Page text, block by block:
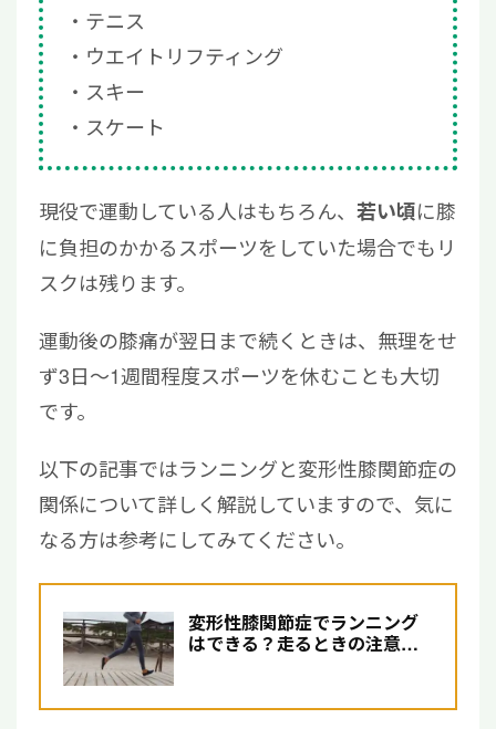
テニス
ウエイトリフティング
スキー
スケート
現役で運動している人はもちろん、 若い頃に膝
に負担のかかるスポーツをしていた場合でもリ
スクは残ります。
運動後の膝痛が翌日まで続くときは、無理をせ
ず3日～1週間程度スポーツを休むことも大切
です。
以下の記事ではランニングと変形性膝関節症の
関係について詳しく解説していますので、気に
なる方は参考にしてみてください。
変形性膝関節症でランニング
はできる？走るときの注意点